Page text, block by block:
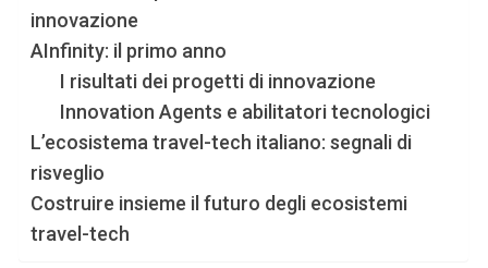
innovazione
AInfinity: il primo anno
I risultati dei progetti di innovazione
Innovation Agents e abilitatori tecnologici
L’ecosistema travel-tech italiano: segnali di
risveglio
Costruire insieme il futuro degli ecosistemi
travel-tech